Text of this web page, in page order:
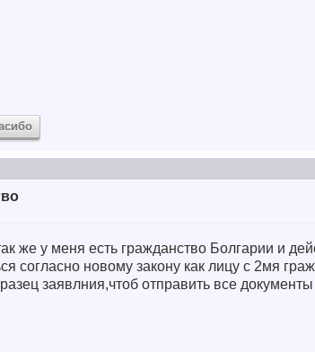
же у меня есть гражданство Болгарии и
согласно новому закону как лицу с 2мя
заявлния,чтоб отправить все